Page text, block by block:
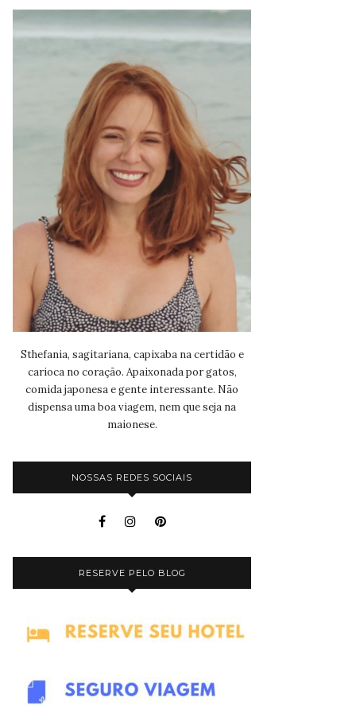
Sthefania, sagitariana, capixaba na certidão e
carioca no coração. Apaixonada por gatos,
comida japonesa e gente interessante. Não
dispensa uma boa viagem, nem que seja na
maionese.
NOSSAS REDES SOCIAIS
RESERVE PELO BLOG